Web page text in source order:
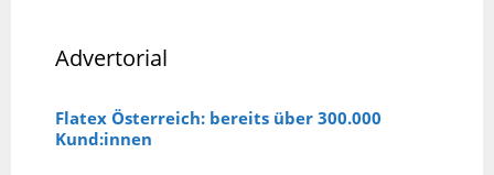
Advertorial
Flatex Österreich: bereits über 300.000
Kund:innen